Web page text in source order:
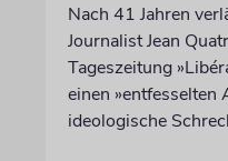
Nach 41 Jahren
Journalist Jean
Tageszeitung
einen »entfesselten
ideologische